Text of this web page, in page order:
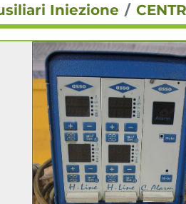
Iniezione